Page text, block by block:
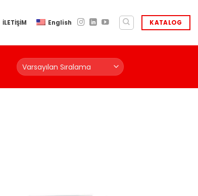
İLETİŞİM English KATALOG